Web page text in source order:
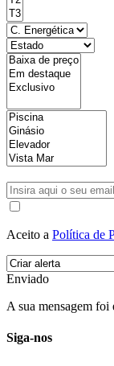
Aceito a Política de
Enviado
A sua mensagem foi
Siga-nos